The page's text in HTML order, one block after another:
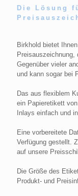
Die Lösung
Birkhold bietet
Preisauszeichnung,
Gegenüber vieler
und kann sogar bei
Das aus flexiblem
ein Papieretikett
Inlays einfach und
Eine vorbereitete
Verfügung gestellt.
auf unsere
Die Größe des
Produkt- und